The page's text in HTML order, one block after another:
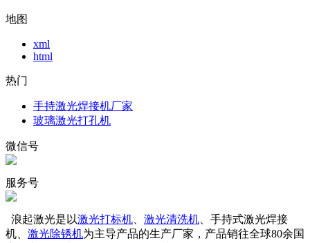
地图
xml
html
热门
手持激光焊接机厂家
玻璃激光打孔机
微信号
服务号
浪起激光是以激光打标机 激光清洗机 、手持式激光焊接
机、 激光除锈机为主导产品的生产厂家，产品销往全球80余国